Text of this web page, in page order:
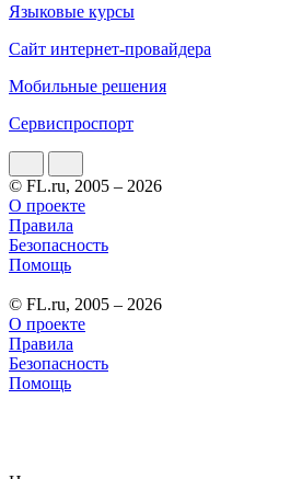
Языковые курсы
Сайт интернет-провайдера
Мобильные решения
Сервиспроспорт
© FL.ru, 2005 – 2026
О проекте
Правила
Безопасность
Помощь
© FL.ru, 2005 – 2026
О проекте
Правила
Безопасность
Помощь